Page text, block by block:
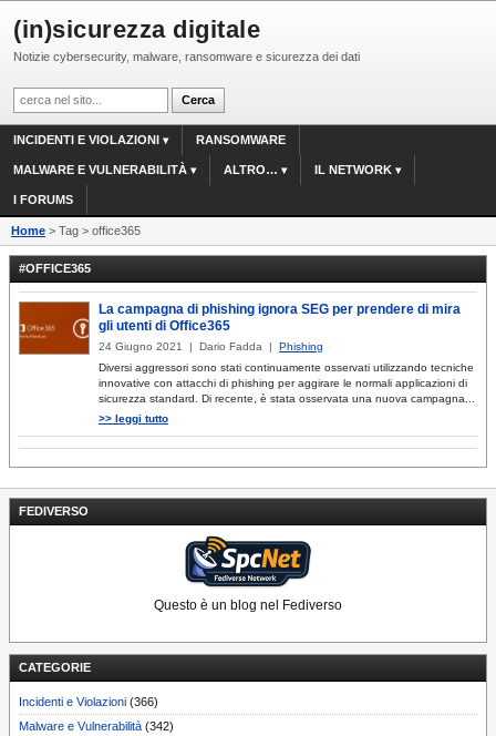
(in)sicurezza digitale
Notizie cybersecurity, malware, ransomware e sicurezza dei dati
INCIDENTI E VIOLAZIONI RANSOMWARE
MALWARE E VULNERABILITÀ ALTRO… IL NETWORK
I FORUMS
Home > Tag > office365
FEDIVERSO
Questo è un blog nel Fediverso
CATEGORIE
Incidenti e Violazioni (366)
Malware e Vulnerabilità (342)
#OFFICE365
La campagna di phishing ignora SEG per prendere di mira
gli utenti di Office365
24 Giugno 2021 | Dario Fadda | Phishing
Diversi aggressori sono stati continuamente osservati utilizzando tecniche
innovative con attacchi di phishing per aggirare le normali applicazioni di
sicurezza standard. Di recente, è stata osservata una nuova campagna...
>> leggi tutto